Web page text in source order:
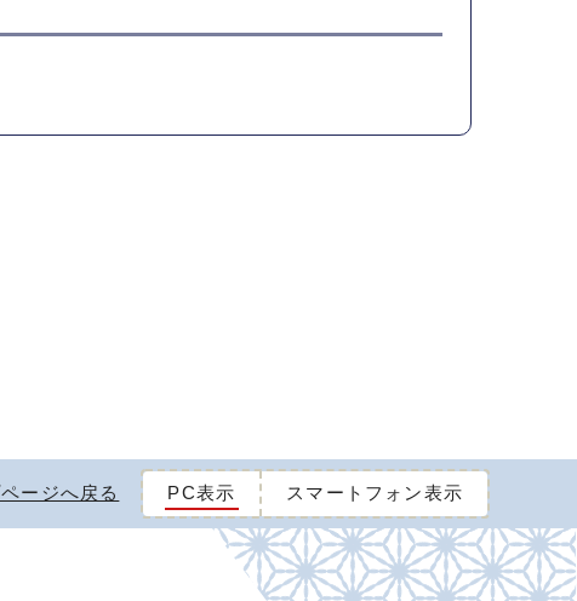
ページへ戻る PC表示 スマートフォン表示